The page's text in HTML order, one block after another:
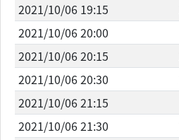
2021/10/06 19:15
2021/10/06 20:00
2021/10/06 20:15
2021/10/06 20:30
2021/10/06 21:15
2021/10/06 21:30